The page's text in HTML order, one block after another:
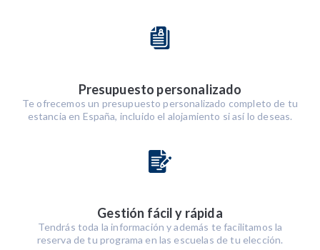
Presupuesto personalizado
Te ofrecemos un presupuesto personalizado completo de tu
estancia en España, incluido el alojamiento si así lo deseas.
Gestión fácil y rápida
Tendrás toda la información y además te facilitamos la
reserva de tu programa en las escuelas de tu elección.